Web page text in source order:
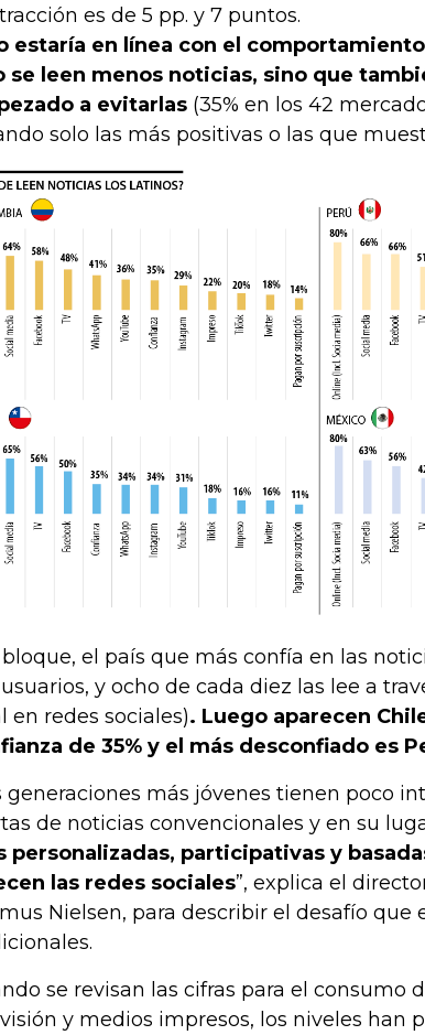
es de 5 pp. y 7 puntos.
estaría en línea con el
se leen menos noticias, sino que
a evitarlas (35% en los 42
solo las más positivas o las que
el país que más confía en las
y ocho de cada diez las lee a
en redes sociales). Luego aparecen
de 35% y el más desconfiado es
generaciones más jóvenes tienen poco
de noticias convencionales y en su
personalizadas, participativas y
las redes sociales”, explica el
Nielsen, para describir el desafío que
se revisan las cifras para el consumo
y medios impresos, los niveles han